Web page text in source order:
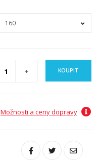
KOUPIT
Možnosti a ceny dopravy